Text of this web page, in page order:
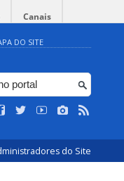
Canais
DO SITE
do Site